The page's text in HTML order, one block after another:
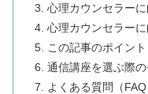
心理カウンセラー
心理カウンセラー
この記事のポイン
通信講座を選ぶ際
よくある質問（FAQ